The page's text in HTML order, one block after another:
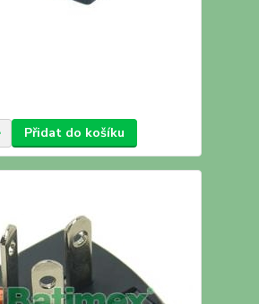
Přidat do košíku